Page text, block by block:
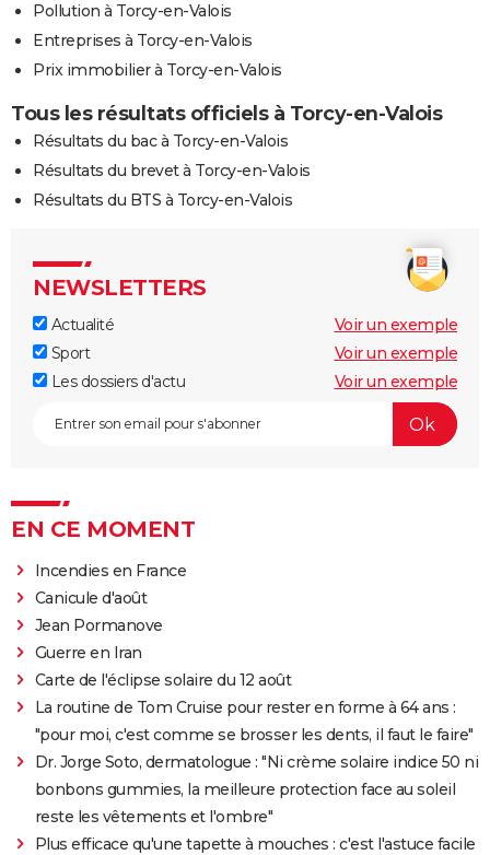
Pollution à Torcy-en-Valois
Entreprises à Torcy-en-Valois
Prix immobilier à Torcy-en-Valois
Tous les résultats officiels à Torcy-en-Valois
Résultats du bac à Torcy-en-Valois
Résultats du brevet à Torcy-en-Valois
Résultats du BTS à Torcy-en-Valois
NEWSLETTERS
Actualité
Voir un exemple
Sport
Voir un exemple
Les dossiers d'actu
Voir un exemple
EN CE MOMENT
Incendies en France
Canicule d'août
Jean Pormanove
Guerre en Iran
Carte de l'éclipse solaire du 12 août
La routine de Tom Cruise pour rester en forme à 64 ans :
"pour moi, c'est comme se brosser les dents, il faut le faire"
Dr. Jorge Soto, dermatologue : "Ni crème solaire indice 50 ni
bonbons gummies, la meilleure protection face au soleil
reste les vêtements et l'ombre"
Plus efficace qu'une tapette à mouches : c'est l'astuce facile